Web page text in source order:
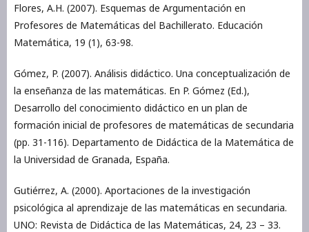
Flores, A.H. (2007). Esquemas de Argumentación en
Profesores de Matemáticas del Bachillerato. Educación
Matemática, 19 (1), 63-98.
Gómez, P. (2007). Análisis didáctico. Una conceptualización de
la enseñanza de las matemáticas. En P. Gómez (Ed.),
Desarrollo del conocimiento didáctico en un plan de
formación inicial de profesores de matemáticas de secundaria
(pp. 31-116). Departamento de Didáctica de la Matemática de
la Universidad de Granada, España.
Gutiérrez, A. (2000). Aportaciones de la investigación
psicológica al aprendizaje de las matemáticas en secundaria.
UNO: Revista de Didáctica de las Matemáticas, 24, 23 – 33.